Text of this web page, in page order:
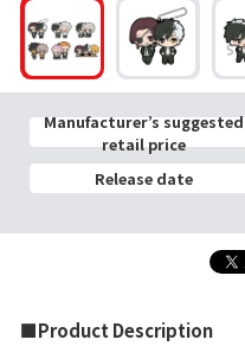
Manufacturer’s suggested
retail price
Release date
■Product Description